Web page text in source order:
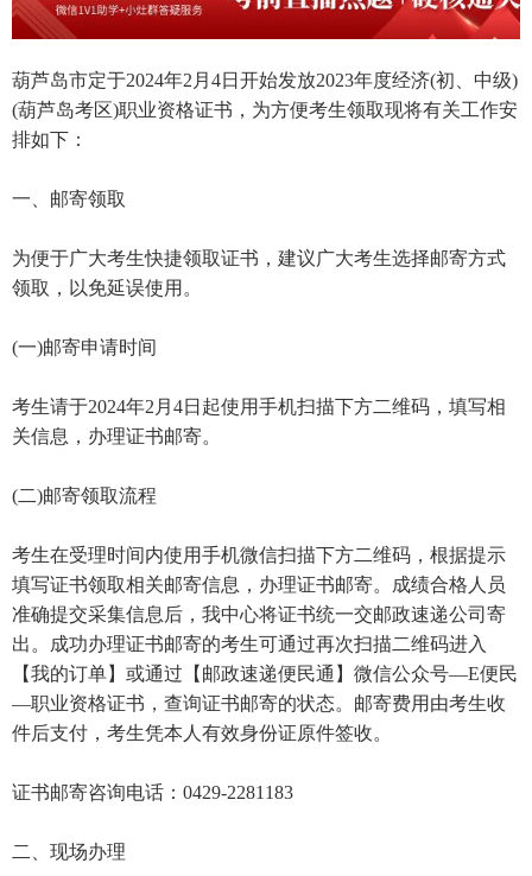
葫芦岛市定于2024年2月4日开始发放2023年度经济(初、中级)
(葫芦岛考区)职业资格证书，为方便考生领取现将有关工作安
排如下：
一、邮寄领取
为便于广大考生快捷领取证书，建议广大考生选择邮寄方式
领取，以免延误使用。
(一)邮寄申请时间
考生请于2024年2月4日起使用手机扫描下方二维码，填写相
关信息，办理证书邮寄。
(二)邮寄领取流程
考生在受理时间内使用手机微信扫描下方二维码，根据提示
填写证书领取相关邮寄信息，办理证书邮寄。成绩合格人员
准确提交采集信息后，我中心将证书统一交邮政速递公司寄
出。成功办理证书邮寄的考生可通过再次扫描二维码进入
【我的订单】或通过【邮政速递便民通】微信公众号—E便民
—职业资格证书，查询证书邮寄的状态。邮寄费用由考生收
件后支付，考生凭本人有效身份证原件签收。
证书邮寄咨询电话：0429-2281183
二、现场办理